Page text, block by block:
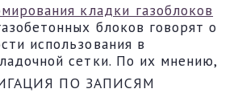
кладки газоблоков
блоков говорят о
использования в
сетки. По их мнению,
ПО ЗАПИСЯМ